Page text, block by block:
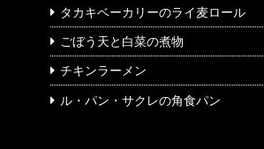
タカキベーカリーのライ麦ロール
ごぼう天と白菜の煮物
チキンラーメン
ル・パン・サクレの角食パン